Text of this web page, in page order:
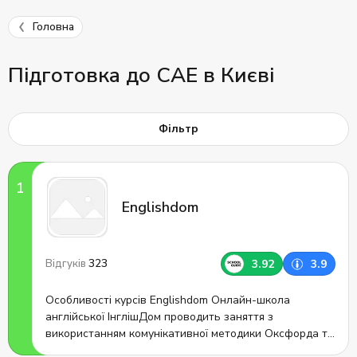
Головна
Підготовка до CAE в Києві
Фільтр
Englishdom
3.92 3.9
Відгуків 323
Особливості курсів Englishdom Онлайн-школа
англійської ІнглішДом проводить заняття з
використанням комунікативної методики Оксфорда та